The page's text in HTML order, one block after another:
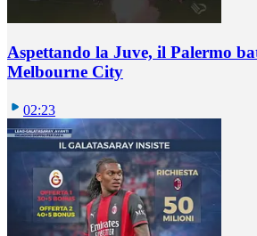
Aspettando la Juve, il Palermo
Melbourne City
02:23